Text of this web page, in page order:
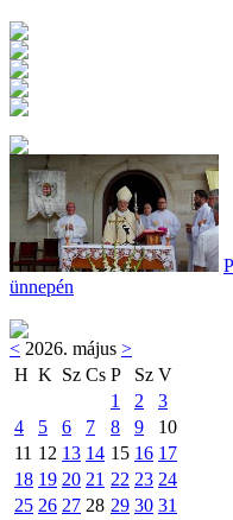
ünnepén
< 2026. május >
H K Sz Cs P Sz V
1
2
3
4
5 6 7 8 9
10
11 12 13 14 15 16 17
18 19 20 21 22 23 24
25 26 27 28 29 30 31